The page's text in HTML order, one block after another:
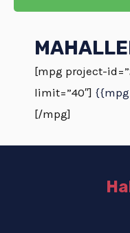
[mpg project-
limit=”40″]
[/mpg]